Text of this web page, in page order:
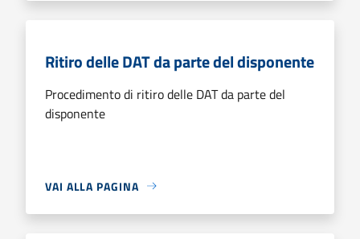
Ritiro delle DAT da parte del disponente
Procedimento di ritiro delle DAT da parte del
disponente
VAI ALLA PAGINA